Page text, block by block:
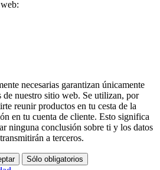
necesarias garantizan únicamente
de nuestro sitio web. Se utilizan, por
reunir productos en tu cesta de la
en tu cuenta de cliente. Esto significa
ninguna conclusión sobre ti y los datos
a terceros.
Sólo obligatorios